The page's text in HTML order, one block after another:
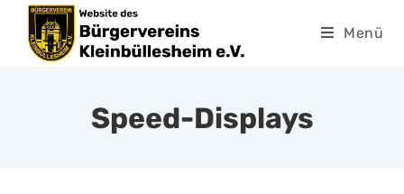
Menü
Speed-Displays